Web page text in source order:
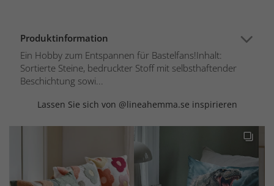
Produktinformation
Ein Hobby zum Entspannen für Bastelfans!Inhalt:
Sortierte Steine, bedruckter Stoff mit selbsthaftender
Beschichtung sowi...
Lassen Sie sich von @lineahemma.se inspirieren